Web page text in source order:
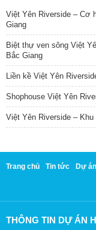
Việt Yên Riverside – Cơ
Giang
Biệt thự ven sông Việt
Bắc Giang
Liền kề Việt Yên
Shophouse Việt Yên
Việt Yên Riverside –
Trang chủ Tin tức Dự án
THÔNG TIN DỰ ÁN